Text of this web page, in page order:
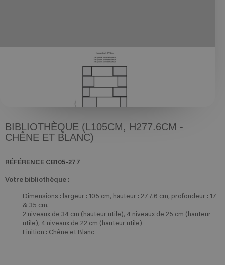
BIBLIOTHÈQUE (L105CM, H277.6CM -
CHÊNE ET BLANC)
RÉFÉRENCE CB105-277
Votre bibliothèque :
Dimensions : largeur : 105 cm, hauteur : 277.6 cm, profondeur : 17
& 35 cm.
2 niveaux de 34 cm (hauteur utile), 4 niveaux de 25 cm (hauteur
utile), 4 niveaux de 22 cm (hauteur utile)
Finition : Chêne et Blanc